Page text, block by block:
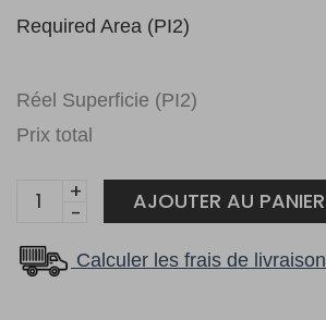
Required Area (PI2)
Réel Superficie (PI2)
Prix total
Goodfellow
Kelowa
Midtown
AJOUTER AU PANIER
Calculer les frais de livraison